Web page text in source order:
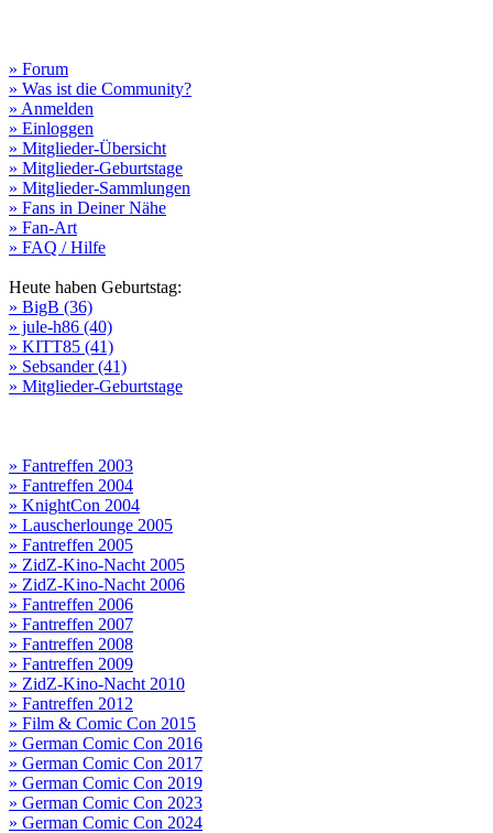
» Forum
» Was ist die Community?
» Anmelden
» Einloggen
» Mitglieder-Übersicht
» Mitglieder-Geburtstage
» Mitglieder-Sammlungen
» Fans in Deiner Nähe
» Fan-Art
» FAQ / Hilfe
Heute haben Geburtstag:
» BigB (36)
» jule-h86 (40)
» KITT85 (41)
» Sebsander (41)
» Mitglieder-Geburtstage
» Fantreffen 2003
» Fantreffen 2004
» KnightCon 2004
» Lauscherlounge 2005
» Fantreffen 2005
» ZidZ-Kino-Nacht 2005
» ZidZ-Kino-Nacht 2006
» Fantreffen 2006
» Fantreffen 2007
» Fantreffen 2008
» Fantreffen 2009
» ZidZ-Kino-Nacht 2010
» Fantreffen 2012
» Film & Comic Con 2015
» German Comic Con 2016
» German Comic Con 2017
» German Comic Con 2019
» German Comic Con 2023
» German Comic Con 2024